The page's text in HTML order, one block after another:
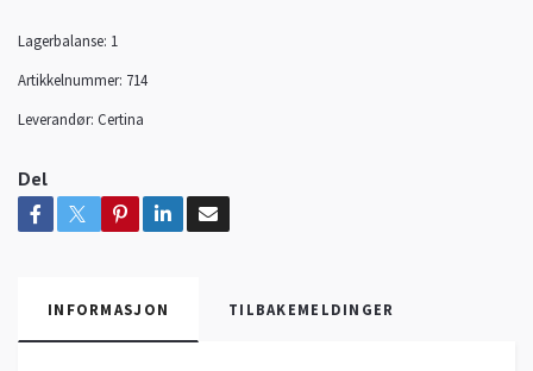
Lagerbalanse: 1
Artikkelnummer: 714
Leverandør: Certina
Del
INFORMASJON TILBAKEMELDINGER